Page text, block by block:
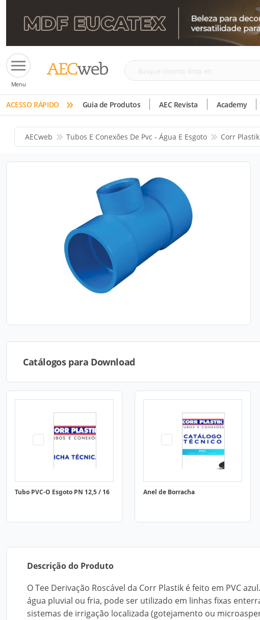
Menu
Busque
tinta,
etc
ACESSO RÁPIDO » Guia de Produtos AEC Revista Academy
AECweb Tubos E Conexões De Pvc - Água E Esgoto Corr Plastik
Catálogos para Download
Tubo PVC-O Esgoto PN 12,5 / 16 Anel de Borracha
Descrição do Produto
O Tee Derivação Roscável da Corr Plastik é feito em PVC
água pluvial ou fria, pode ser utilizado em linhas fixas
sistemas de irrigação localizada (gotejamento ou